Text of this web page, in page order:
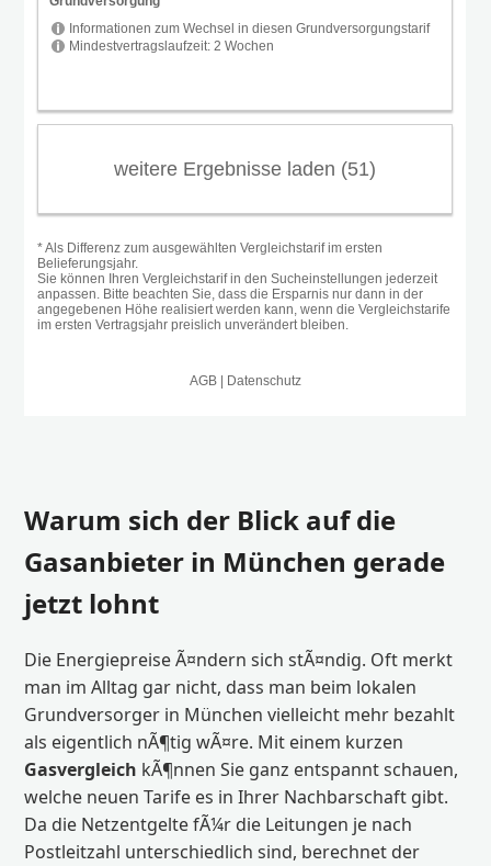
Warum sich der Blick auf die
Gasanbieter in München gerade
jetzt lohnt
Die Energiepreise Ã¤ndern sich stÃ¤ndig. Oft merkt
man im Alltag gar nicht, dass man beim lokalen
Grundversorger in München vielleicht mehr bezahlt
als eigentlich nÃ¶tig wÃ¤re. Mit einem kurzen
Gasvergleich kÃ¶nnen Sie ganz entspannt schauen,
welche neuen Tarife es in Ihrer Nachbarschaft gibt.
Da die Netzentgelte fÃ¼r die Leitungen je nach
Postleitzahl unterschiedlich sind, berechnet der